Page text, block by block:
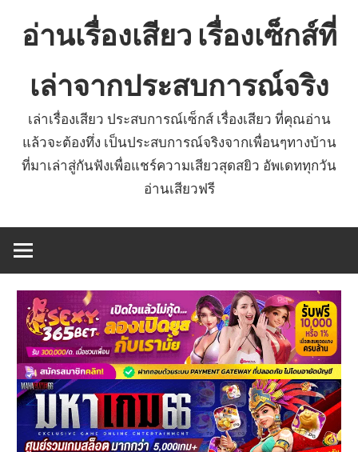
อ่านเรื่องเสียว เรื่องเซ็กส์ที่
เล่าจากประสบการณ์จริง
เล่าเรื่องเสียว ประสบการณ์เซ็กส์ เรื่องเสียว ที่คุณอ่าน
แล้วจะต้องทึ่ง เป็นประสบการณ์จริงจากเพื่อนๆทางบ้าน
ที่มาเล่าสู่กันฟังเพื่อแชร์ความเสียวสุดสยิว อัพเดททุกวัน
อ่านเสียวฟรี